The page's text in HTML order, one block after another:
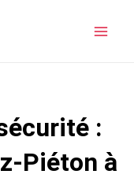
:
Piéton à